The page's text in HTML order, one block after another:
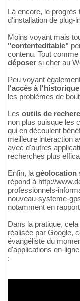
Là encore, le progrès
d'installation de plug-
Moins voyant mais
"contenteditable"
contenu. Tout
déposer si cher au
Peu voyant
l'accès à l'historique
les problèmes de
Les outils de
non plus puisque les
qui en découlent
meilleure interaction
avec d'autres
recherches plus
Enfin, la géolocation
répond à http://
professionnels-
nouveau-systeme-
notamment en
Dans la pratique,
réalisée par Google,
évangéliste du
d'applications en-
: